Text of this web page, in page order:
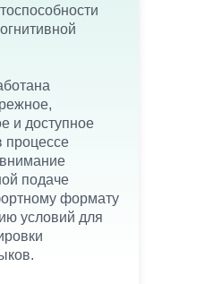
и доступное
процессе
подаче
формату
условий для